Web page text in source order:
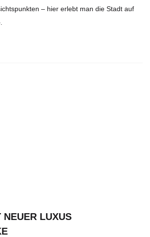
– hier erlebt man die Stadt auf
LUXUS